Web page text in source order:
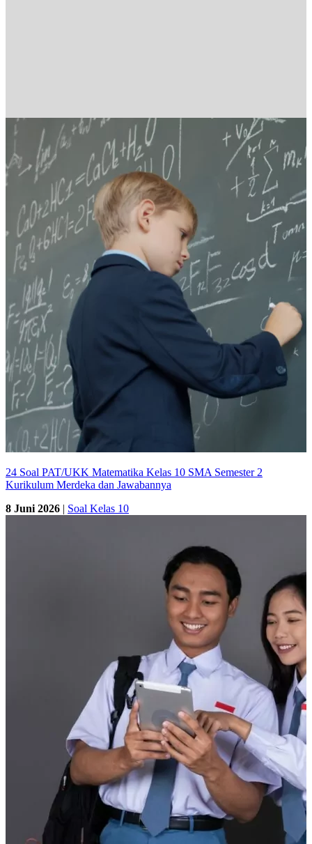
24 Soal PAT/UKK Matematika Kelas 10 SMA Semester 2
Kurikulum Merdeka dan Jawabannya
8 Juni 2026 | Soal Kelas 10